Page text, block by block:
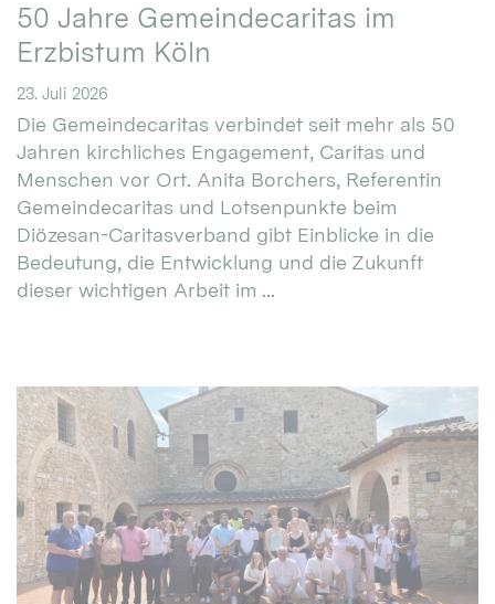
50 Jahre Gemeindecaritas im
Erzbistum Köln
23. Juli 2026
Die Gemeindecaritas verbindet seit mehr als 50
Jahren kirchliches Engagement, Caritas und
Menschen vor Ort. Anita Borchers, Referentin
Gemeindecaritas und Lotsenpunkte beim
Diözesan-Caritasverband gibt Einblicke in die
Bedeutung, die Entwicklung und die Zukunft
dieser wichtigen Arbeit im ...